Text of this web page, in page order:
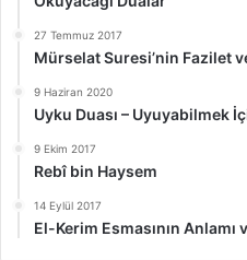
27 Temmuz 2017
Mürselat Suresi’nin Fazilet
9 Haziran 2020
Uyku Duası – Uyuyabilmek
9 Ekim 2017
Rebî bin Haysem
14 Eylül 2017
El-Kerim Esmasının Anlamı